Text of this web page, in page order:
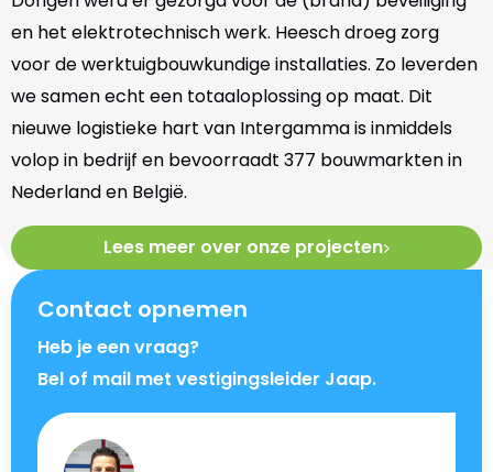
en het elektrotechnisch werk. Heesch droeg zorg
voor de werktuigbouwkundige installaties. Zo leverden
we samen echt een totaaloplossing op maat. Dit
nieuwe logistieke hart van Intergamma is inmiddels
volop in bedrijf en bevoorraadt 377 bouwmarkten in
Nederland en België.
Lees meer over onze projecten
Contact opnemen
Heb je een vraag?
Bel of mail met vestigingsleider Jaap.